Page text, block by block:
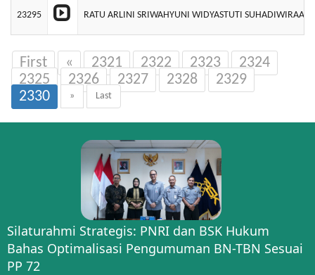
23295 RATU ARLINI SRIWAHYUNI WIDYASTUTI
First « 2321 2322 2323
2324
2325
2326 2327 2328
2329
2330
» Last
Silaturahmi Strategis: PNRI dan BSK Hukum
Bahas Optimalisasi Pengumuman BN-TBN Sesuai
PP 72